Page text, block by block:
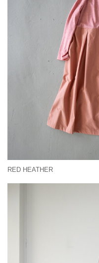
RED HEATHER